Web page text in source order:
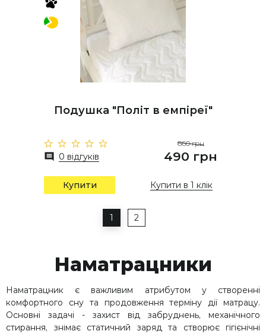
Подушка "Політ в емпіреї"
0 відгуків
660 грн
490 грн
Купити Купити в 1 клік
1 2
Наматрацники
Наматрацник є важливим атрибутом у створенні
комфортного сну та продовження терміну дії матрацу.
Основні задачі - захист від забруднень, механічного
стирання, знімає статичний заряд та створює гігієнічні